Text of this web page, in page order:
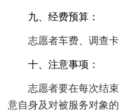
九、经费预算：
志愿者车费、调查卡
十、注意事项：
志愿者要在每次结束
意自身及对被服务对象